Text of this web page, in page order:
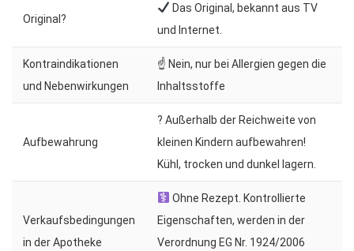
Original?
Das Original, bekannt aus TV
und Internet.
Kontraindikationen
und Nebenwirkungen
☝ Nein, nur bei Allergien gegen die
Inhaltsstoffe
Aufbewahrung
? Außerhalb der Reichweite von
kleinen Kindern aufbewahren!
Kühl, trocken und dunkel lagern.
Verkaufsbedingungen
in der Apotheke
Ohne Rezept. Kontrollierte
Eigenschaften, werden in der
Verordnung EG Nr. 1924/2006